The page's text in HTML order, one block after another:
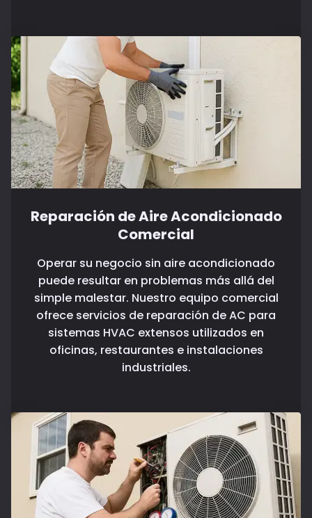
Reparación de Aire Acondicionado
Comercial
Operar su negocio sin aire acondicionado
puede resultar en problemas más allá del
simple malestar. Nuestro equipo comercial
ofrece servicios de reparación de AC para
sistemas HVAC extensos utilizados en
oficinas, restaurantes e instalaciones
industriales.